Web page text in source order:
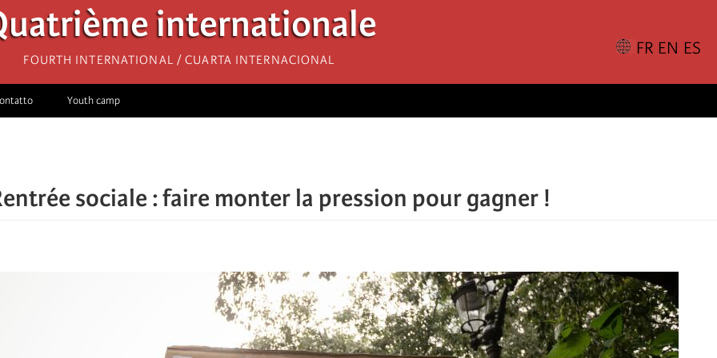
internationale
Fourth International / Cuarta Internacional
Youth camp
sociale : faire monter la pression pour gagner !